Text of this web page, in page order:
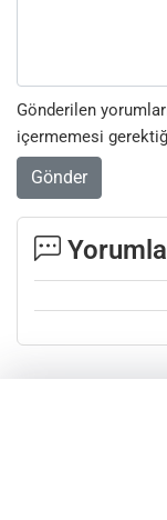
Gönderilen
içermemesi
Gönder